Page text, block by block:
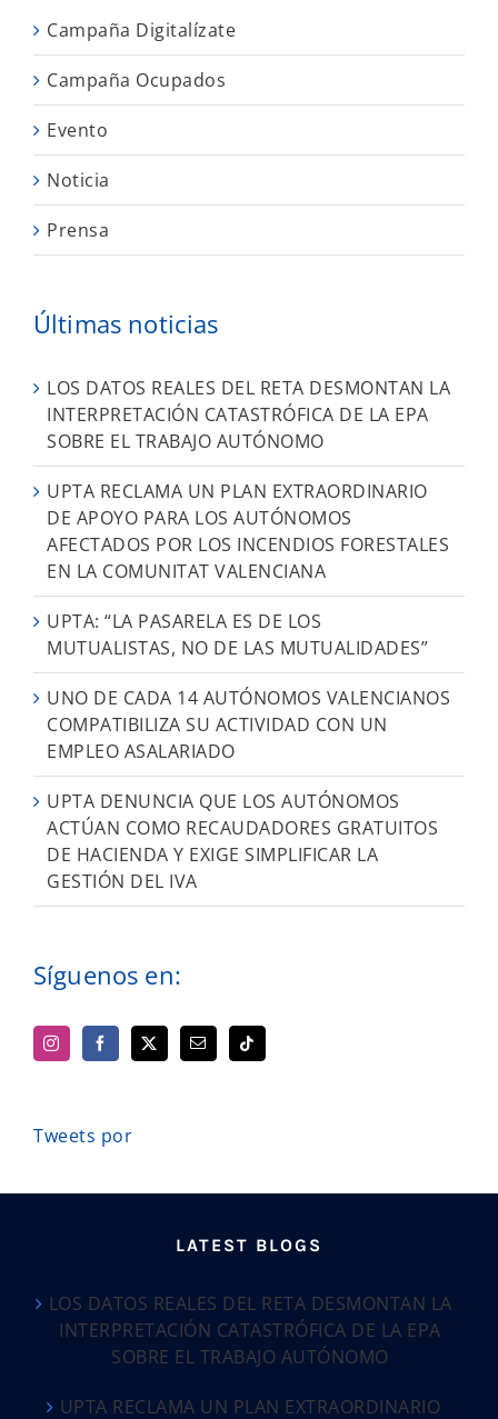
Campaña Digitalízate
Campaña Ocupados
Evento
Noticia
Prensa
Últimas noticias
LOS DATOS REALES DEL RETA DESMONTAN LA
INTERPRETACIÓN CATASTRÓFICA DE LA EPA
SOBRE EL TRABAJO AUTÓNOMO
UPTA RECLAMA UN PLAN EXTRAORDINARIO
DE APOYO PARA LOS AUTÓNOMOS
AFECTADOS POR LOS INCENDIOS FORESTALES
EN LA COMUNITAT VALENCIANA
UPTA: “LA PASARELA ES DE LOS
MUTUALISTAS, NO DE LAS MUTUALIDADES”
UNO DE CADA 14 AUTÓNOMOS VALENCIANOS
COMPATIBILIZA SU ACTIVIDAD CON UN
EMPLEO ASALARIADO
UPTA DENUNCIA QUE LOS AUTÓNOMOS
ACTÚAN COMO RECAUDADORES GRATUITOS
DE HACIENDA Y EXIGE SIMPLIFICAR LA
GESTIÓN DEL IVA
Síguenos en:
Tweets por
LATEST BLOGS
LOS DATOS REALES DEL RETA DESMONTAN LA
INTERPRETACIÓN CATASTRÓFICA DE LA EPA
SOBRE EL TRABAJO AUTÓNOMO
UPTA RECLAMA UN PLAN EXTRAORDINARIO